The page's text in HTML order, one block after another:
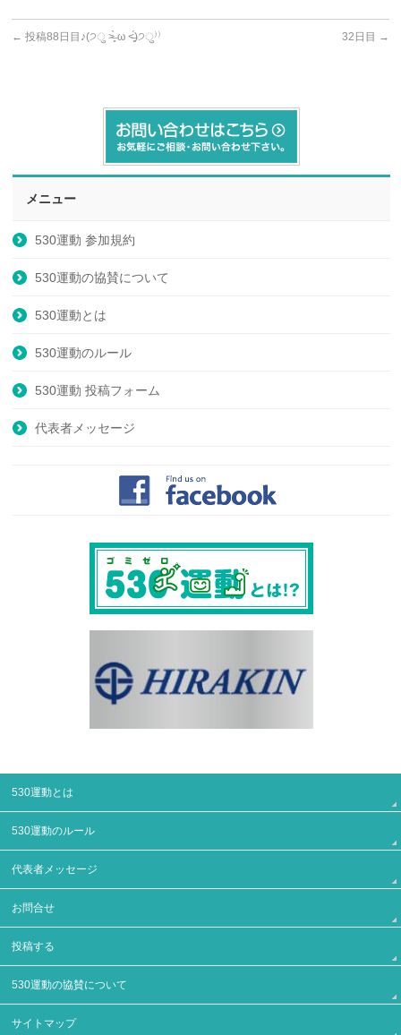
← 投稿88日目♪(੭ु ˃̶͈̀ ω ˂̶͈́)੭ु⁾⁾ 32日目 →
メニュー
530運動 参加規約
530運動の協賛について
530運動とは
530運動のルール
530運動 投稿フォーム
代表者メッセージ
530運動とは
530運動のルール
代表者メッセージ
お問合せ
投稿する
530運動の協賛について
サイトマップ